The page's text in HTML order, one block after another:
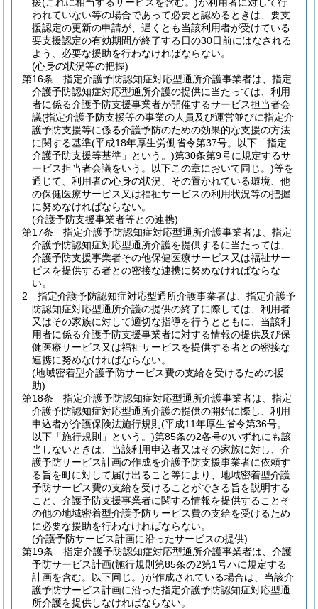
われていない等の場合であって必要と認めるときは、要支
援認定の更新の申請が、遅くとも当該利用者が受けている
要支援認定の有効期間が終了する日の30日前にはなされる
よう、必要な援助を行わなければならない。
(心身の状況等の把握)
第16条
指定介護予防認知症対応型通所介護事業者は、指定
介護予防認知症対応型通所介護の提供に当たっては、利用
者に係る介護予防支援事業者が開催するサービス担当者会
議(指定介護予防支援等の事業の人員及び運営並びに指定介
護予防支援等に係る介護予防のための効果的な支援の方法
に関する基準(平成18年厚生労働省令第37号。以下「指定
介護予防支援等基準」という。)第30条第9号に規定するサ
ービス担当者会議をいう。以下この章において同じ。)等を
通じて、利用者の心身の状況、その置かれている環境、他
の保健医療サービス又は福祉サービスの利用状況等の把握
に努めなければならない。
(介護予防支援事業者等との連携)
第17条
指定介護予防認知症対応型通所介護事業者は、指定
介護予防認知症対応型通所介護を提供するに当たっては、
介護予防支援事業者その他保健医療サービス又は福祉サー
ビスを提供する者との密接な連携に努めなければならな
い。
2
指定介護予防認知症対応型通所介護事業者は、指定介護予
防認知症対応型通所介護の提供の終了に際しては、利用者
又はその家族に対して適切な指導を行うとともに、当該利
用者に係る介護予防支援事業者に対する情報の提供及び保
健医療サービス又は福祉サービスを提供する者との密接な
連携に努めなければならない。
(地域密着型介護予防サービス費の支給を受けるための援
助)
第18条
指定介護予防認知症対応型通所介護事業者は、指定
介護予防認知症対応型通所介護の提供の開始に際し、利用
申込者が介護保険法施行規則 (平成11年厚生省令第36号。
以下「施行規則」という。)第85条の2各号のいずれにも該
当しないときは、当該利用申込者又はその家族に対し、介
護予防サービス計画の作成を介護予防支援事業者に依頼す
る旨を町に対して届け出ること等により、地域密着型介護
予防サービス費の支給を受けることができる旨を説明する
こと、介護予防支援事業者に関する情報を提供することそ
の他の地域密着型介護予防サービス費の支給を受けるため
に必要な援助を行わなければならない。
(介護予防サービス計画に沿ったサービスの提供)
第19条
指定介護予防認知症対応型通所介護事業者は、介護
予防サービス計画(施行規則第85条の2第1号ハに規定する
計画を含む。以下同じ。)が作成されている場合は、当該介
護予防サービス計画に沿った指定介護予防認知症対応型通
所介護を提供しなければならない。